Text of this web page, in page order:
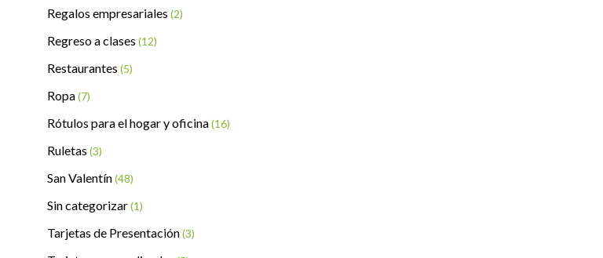
Regalos empresariales (2)
Regreso a clases (12)
Restaurantes (5)
Ropa(7)
Rótulos para el hogar y oficina(16)
Ruletas (3)
San Valentín(48)
Sin categorizar(1)
Tarjetas de Presentación(3)